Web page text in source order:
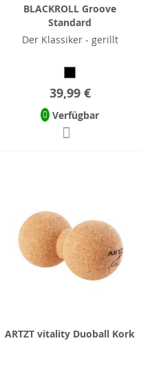
BLACKROLL Groove
Standard
Der Klassiker - gerillt
39,99 €
Verfügbar
ARTZT vitality Duoball Kork